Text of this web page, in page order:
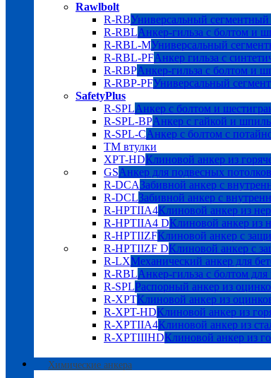
Rawlbolt
R-RBУниверсальный сегментный
R-RBLАнкер-гильза с болтом и
R-RBL-MУниверсальный
R-RBL-PFАнкер гильза с
R-RBPАнкер-гильза с болтом и
R-RBP-PFУниверсальный
SafetyPlus
R-SPLАнкер с болтом и
R-SPL-BPАнкер с гайкой и
R-SPL-CАнкер с болтом с
TM втулки
XPT-HDКлиновой анкер из
GSАнкер для подвесных потолков
R-DCAЗабивной анкер с
R-DCLЗабивной анкер с
R-HPTIIA4Клиновой анкер из
R-HPTIIA4 DКлиновой анкер из
R-HPTIIZFКлиновой анкер с
R-HPTIIZF DКлиновой анкер с
R-LXМеханический анкер для
R-RBLАнкер-гильза с болтом
R-SPLРаспорный анкер из
R-XPTКлиновой анкер из
R-XPT-HDКлиновой анкер из
R-XPTIIA4Клиновой анкер из
R-XPTIIIHDКлиновой анкер из
Химические анкера